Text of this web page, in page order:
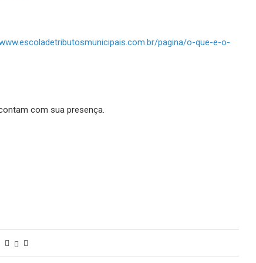
pagina/o-que-e-o-
com sua presença.